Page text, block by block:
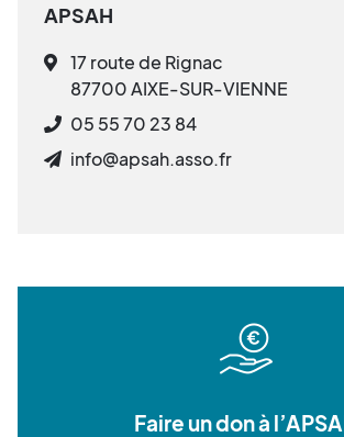
APSAH
17 route de Rignac
87700 AIXE-SUR-VIENNE
05 55 70 23 84
info@apsah.asso.fr
Faire un don à